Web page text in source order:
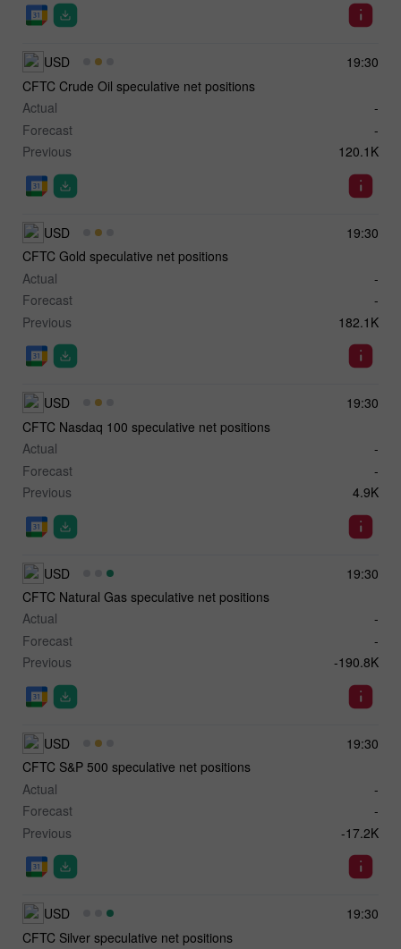
19:30
USD
CFTC Crude Oil speculative net positions
Actual
-
Forecast
-
Previous
120.1K
19:30
USD
CFTC Gold speculative net positions
Actual
-
Forecast
-
Previous
182.1K
19:30
USD
CFTC Nasdaq 100 speculative net positions
Actual
-
Forecast
-
Previous
4.9K
19:30
USD
CFTC Natural Gas speculative net positions
Actual
-
Forecast
-
Previous
-190.8K
19:30
USD
CFTC S&P 500 speculative net positions
Actual
-
Forecast
-
Previous
-17.2K
19:30
USD
CFTC Silver speculative net positions